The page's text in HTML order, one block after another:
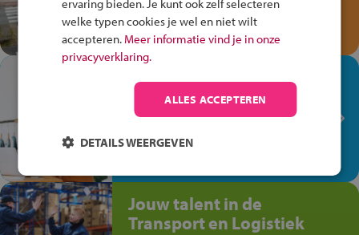
Speel het Fiets Veilig Verkeersspel
en win een Cortina-fiets!
In de winkel ben je op je
plek!
op de winkelvloer, waar elke dag
Jouw talent in de
Transport en Logistiek
ervaring bieden. Je kunt ook zelf selecteren
welke typen cookies je wel en niet wilt
accepteren. Meer informatie vind je in onze
privacyverklaring.
ALLES ACCEPTEREN
DETAILS WEERGEVEN